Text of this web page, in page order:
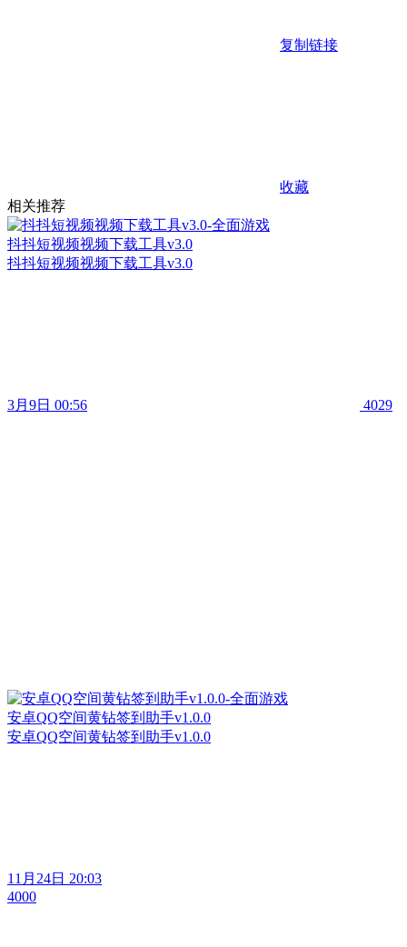
复制链接
收藏
相关推荐
抖抖短视频视频下载工具v3.0
抖抖短视频视频下载工具v3.0
3月9日 00:56 4029
安卓QQ空间黄钻签到助手v1.0.0
安卓QQ空间黄钻签到助手v1.0.0
11月24日 20:03
4000